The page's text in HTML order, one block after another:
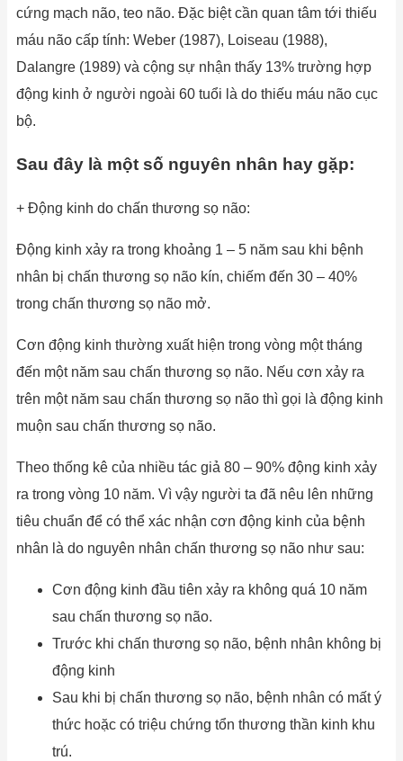
cứng mạch não, teo não. Đặc biệt cần quan tâm tới thiếu
máu não cấp tính: Weber (1987), Loiseau (1988),
Dalangre (1989) và cộng sự nhận thấy 13% trường hợp
động kinh ở người ngoài 60 tuổi là do thiếu máu não cục
bộ.
Sau đây là một số nguyên nhân hay gặp:
+ Động kinh do chấn thương sọ não:
Động kinh xảy ra trong khoảng 1 – 5 năm sau khi bệnh
nhân bị chấn thương sọ não kín, chiếm đến 30 – 40%
trong chấn thương sọ não mở.
Cơn động kinh thường xuất hiện trong vòng một tháng
đến một năm sau chấn thương sọ não. Nếu cơn xảy ra
trên một năm sau chấn thương sọ não thì gọi là động kinh
muộn sau chấn thương sọ não.
Theo thống kê của nhiều tác giả 80 – 90% động kinh xảy
ra trong vòng 10 năm. Vì vậy người ta đã nêu lên những
tiêu chuẩn để có thể xác nhận cơn động kinh của bệnh
nhân là do nguyên nhân chấn thương sọ não như sau:
Cơn động kinh đầu tiên xảy ra không quá 10 năm
sau chấn thương sọ não.
Trước khi chấn thương sọ não, bệnh nhân không bị
động kinh
Sau khi bị chấn thương sọ não, bệnh nhân có mất ý
thức hoặc có triệu chứng tổn thương thần kinh khu
trú.